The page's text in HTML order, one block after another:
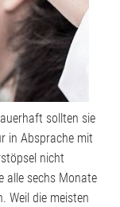
sollten sie
in Absprache mit
nicht
alle sechs Monate
Weil die meisten